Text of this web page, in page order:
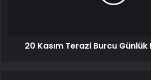
20 Kasım Terazi Burcu